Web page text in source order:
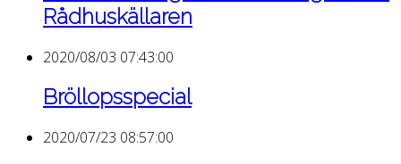
Rådhuskällaren
2020/08/03 07:43:00
Bröllopsspecial
2020/07/23 08:57:00